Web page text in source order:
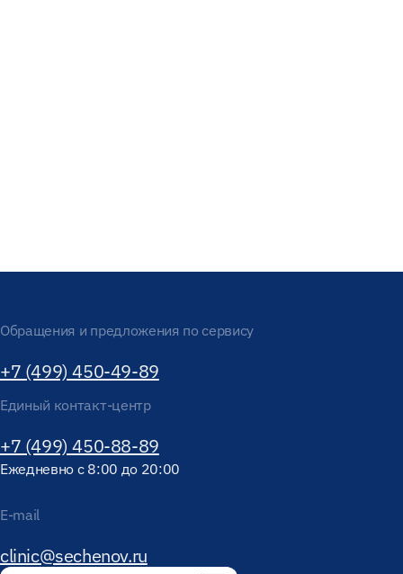
Обращения и предложения по сервису
+7 (499) 450-49-89
Единый контакт-центр
+7 (499) 450-88-89
Ежедневно с 8:00 до 20:00
E-mail
clinic@sechenov.ru